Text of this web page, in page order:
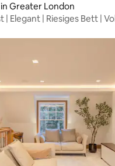
Greater London
Elegant | Riesiges Bett | Voll